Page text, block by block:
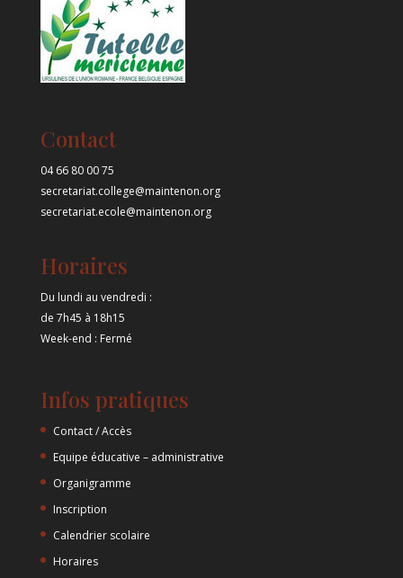
Contact
04 66 80 00 75
secretariat.college@maintenon.org
secretariat.ecole@maintenon.org
Horaires
Du lundi au vendredi :
de 7h45 à 18h15
Week-end : Fermé
Infos pratiques
Contact / Accès
Equipe éducative – administrative
Organigramme
Inscription
Calendrier scolaire
Horaires